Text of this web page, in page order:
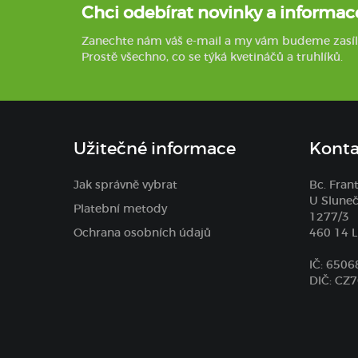
Chci odebírat novinky a
Zanechte nám váš e-mail a my vám budeme
Prostě všechno, co se týká kvetináčů a truhlíků.
Užitečné informace
Jak správně vybrat
Platební metody
Ochrana osobních údajů
Bc.
U
1277/3
460 14
IČ:
DIČ: